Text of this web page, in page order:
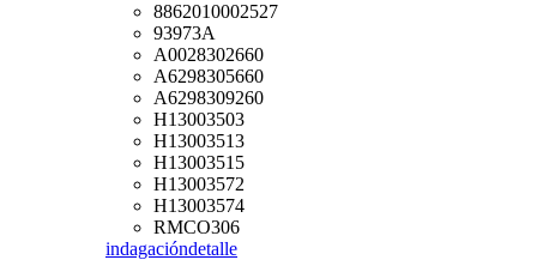
8862010002527
93973A
A0028302660
A6298305660
A6298309260
H13003503
H13003513
H13003515
H13003572
H13003574
RMCO306
indagacióndetalle